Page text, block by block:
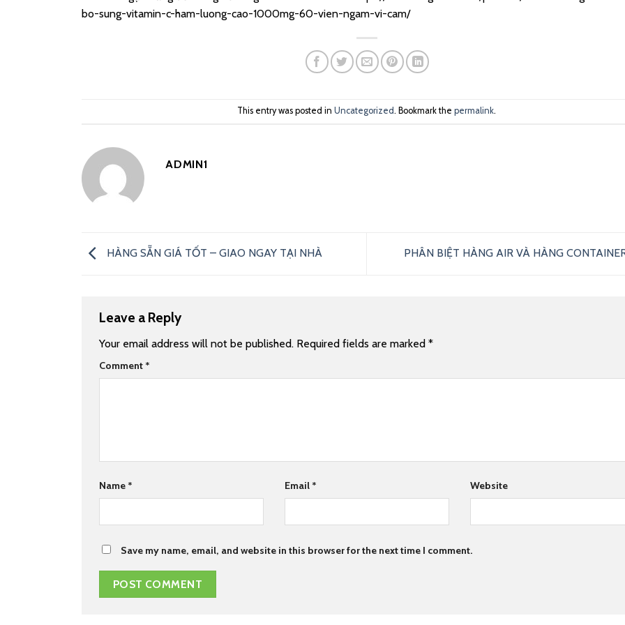
bo-sung-vitamin-c-ham-luong-cao-1000mg-60-vien-ngam-vi-cam/
This entry was posted inUncategorized. Bookmark thepermalink.
ADMIN1
HÀNG SẴN GIÁ TỐT – GIAO NGAY TẠI NHÀ PHÂN BIỆT HÀNG AIR VÀ HÀNG
Leave a Reply
Your email address will not be published. Required fields are marked *
Comment *
Name * Email * Website
Save my name, email, and website in this browser for the next time I comment.